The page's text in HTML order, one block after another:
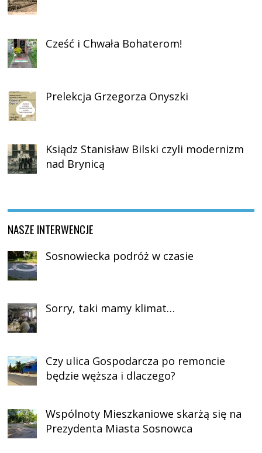
Cześć i Chwała Bohaterom!
Prelekcja Grzegorza Onyszki
Ksiądz Stanisław Bilski czyli modernizm
nad Brynicą
NASZE INTERWENCJE
Sosnowiecka podróż w czasie
Sorry, taki mamy klimat…
Czy ulica Gospodarcza po remoncie
będzie węższa i dlaczego?
Wspólnoty Mieszkaniowe skarżą się na
Prezydenta Miasta Sosnowca